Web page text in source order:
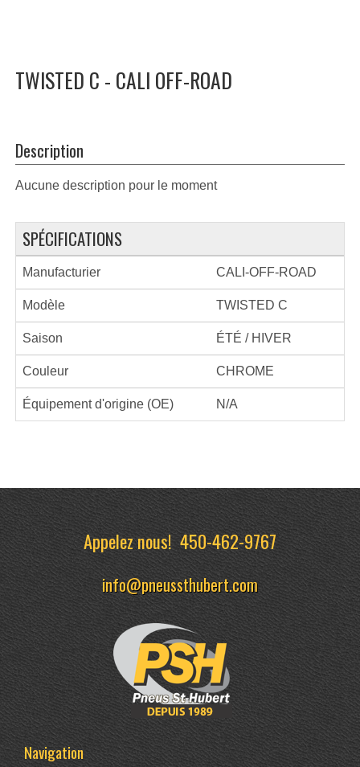
TWISTED C - CALI OFF-ROAD
Description
Aucune description pour le moment
SPÉCIFICATIONS
Manufacturier CALI-OFF-ROAD
Modèle TWISTED C
Saison ÉTÉ / HIVER
Couleur CHROME
Équipement d'origine (OE) N/A
Appelez nous!450-462-9767
info@pneussthubert.com
Navigation